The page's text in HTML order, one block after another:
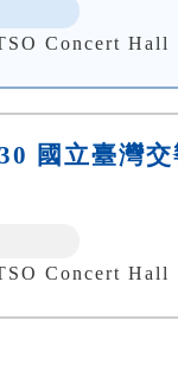
Concert Hall
國立臺灣交
Concert Hall